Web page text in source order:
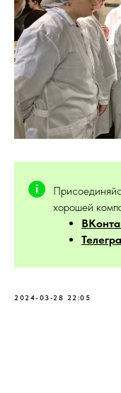
хорошей
2024-03-28 22:05